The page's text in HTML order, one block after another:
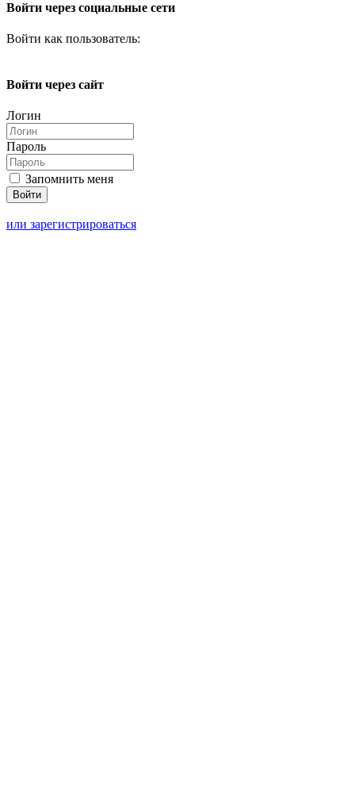
Войти через социальные сети
Войти как пользователь:
Войти через сайт
Логин
Пароль
Запомнить меня
или зарегистрироваться